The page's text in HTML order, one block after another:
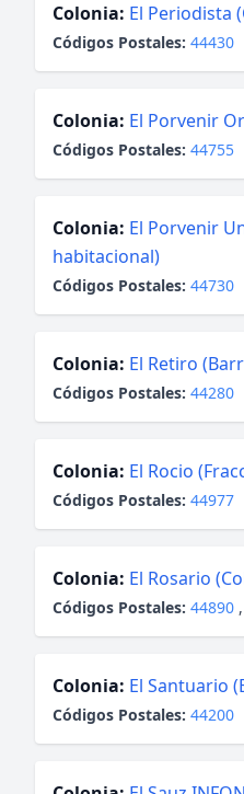
Colonia: El Periodista
Códigos Postales: 44430
Colonia: El Porvenir
Códigos Postales: 44755
Colonia: El Porvenir
habitacional)
Códigos Postales: 44730
Colonia: El Retiro
Códigos Postales: 44280
Colonia: El Rocio
Códigos Postales: 44977
Colonia: El Rosario
Códigos Postales: 44890 ,
Colonia: El Santuario
Códigos Postales: 44200